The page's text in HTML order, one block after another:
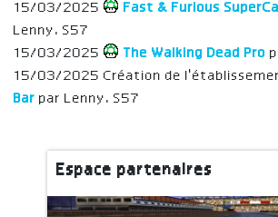
15/03/2025
Fast & Furious
Lenny.S57
15/03/2025
The Walking Dead Pro
15/03/2025 Création de
Bar par Lenny.S57
Espace partenaires